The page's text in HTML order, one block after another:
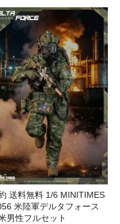
送料無料 1/6 MINITIMES
米陸軍デルタフォース
男性フルセット